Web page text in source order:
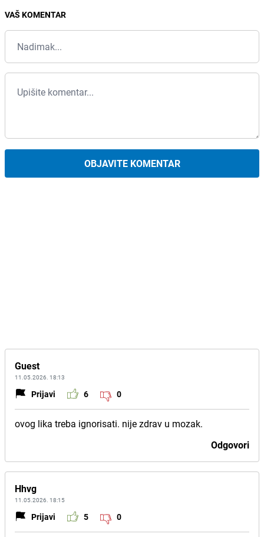
VAŠ KOMENTAR
OBJAVITE KOMENTAR
Guest
11.05.2026. 18:13
Prijavi 6 0
ovog lika treba ignorisati. nije zdrav u mozak.
Odgovori
Hhvg
11.05.2026. 18:15
Prijavi 5 0